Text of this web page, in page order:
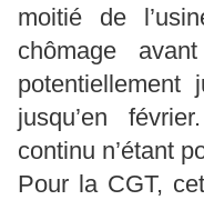
moitié de
chômage
potentiellement
jusqu’en
continu n’étant
Pour la CGT,